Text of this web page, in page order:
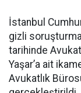
İstanbul
gizli
tarihinde
Yaşar’a ait
Avukatlık